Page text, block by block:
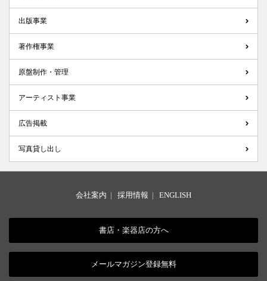
出版事業
著作権事業
原盤制作・管理
アーティスト事業
広告掲載
写真貸し出し
会社案内 | 採用情報 | ENGLISH
書店・楽器店の方へ
メールマガジン登録無料